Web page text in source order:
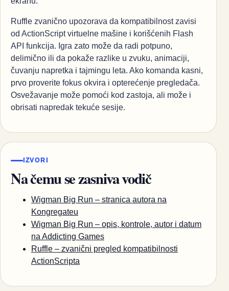
Ruffle zvanično upozorava da kompatibilnost zavisi
od ActionScript virtuelne mašine i korišćenih Flash
API funkcija. Igra zato može da radi potpuno,
delimično ili da pokaže razlike u zvuku, animaciji,
čuvanju napretka i tajmingu leta. Ako komanda kasni,
prvo proverite fokus okvira i opterećenje pregledača.
Osvežavanje može pomoći kod zastoja, ali može i
obrisati napredak tekuće sesije.
IZVORI
Na čemu se zasniva vodič
Wigman Big Run – stranica autora na
Kongregateu
Wigman Big Run – opis, kontrole, autor i datum
na Addicting Games
Ruffle – zvanični pregled kompatibilnosti
ActionScripta